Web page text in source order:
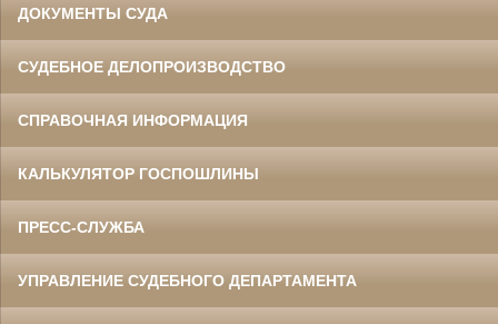
ДОКУМЕНТЫ СУДА
СУДЕБНОЕ ДЕЛОПРОИЗВОДСТВО
СПРАВОЧНАЯ ИНФОРМАЦИЯ
КАЛЬКУЛЯТОР ГОСПОШЛИНЫ
ПРЕСС-СЛУЖБА
УПРАВЛЕНИЕ СУДЕБНОГО ДЕПАРТАМЕНТА